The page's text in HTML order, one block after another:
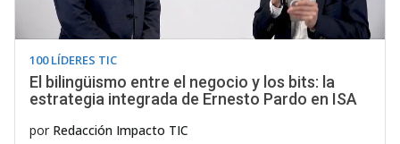
100 LÍDERES TIC
El bilingüismo entre el negocio y los bits: la
estrategia integrada de Ernesto Pardo en ISA
por Redacción Impacto TIC